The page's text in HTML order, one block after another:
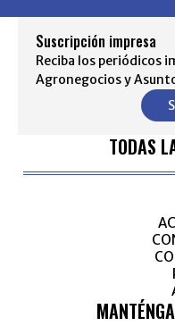
Suscripción impresa
Reciba los periódicos
Agronegocios y
TODAS